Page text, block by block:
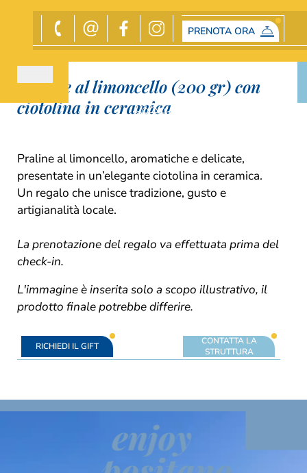
PRENOTA ORA
Praline al limoncello (200 gr) con
ciotolina in ceramica
Praline al limoncello, aromatiche e delicate,
presentate in un’elegante ciotolina in ceramica.
Un regalo che unisce tradizione, gusto e
artigianalità locale.
La prenotazione del regalo va effettuata prima del
check-in.
L'immagine è inserita solo a scopo illustrativo, il
prodotto finale potrebbe differire.
RICHIEDI IL GIFT
CONTATTA LA
STRUTTURA
enjoy